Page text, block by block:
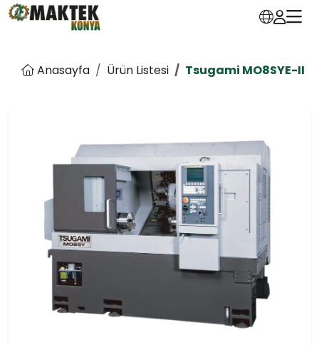
Anasayfa Ürün Listesi Tsugami MO8SYE-II